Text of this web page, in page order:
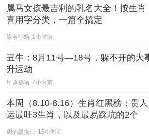
属马女孩最吉利的乳名大全！按生肖
喜用字分类，一篇全搞定
琢名小筑 1小时前
丑牛：8月11号—18号，躲不开的大
升运劫
星途秘语 7小时前
本周（8.10-8.16）生肖红黑榜：贵人
运最旺3生肖，以及最易踩坑的2个
周的星期日 19小时前